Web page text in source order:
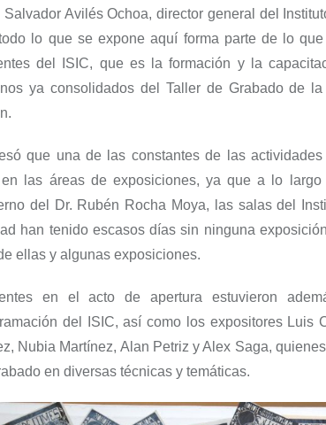
Salvador Avilés Ochoa, director general del
lo que se expone aquí forma parte de lo
del ISIC, que es la formación y la
ya consolidados del Taller de Grabado de
que una de las constantes de las
las áreas de exposiciones, ya que a lo
del Dr. Rubén Rocha Moya, las salas del
han tenido escasos días sin ninguna exposición
ellas y algunas exposiciones.
en el acto de apertura estuvieron
del ISIC, así como los expositores Luis
Nubia Martínez, Alan Petriz y Alex Saga,
en diversas técnicas y temáticas.